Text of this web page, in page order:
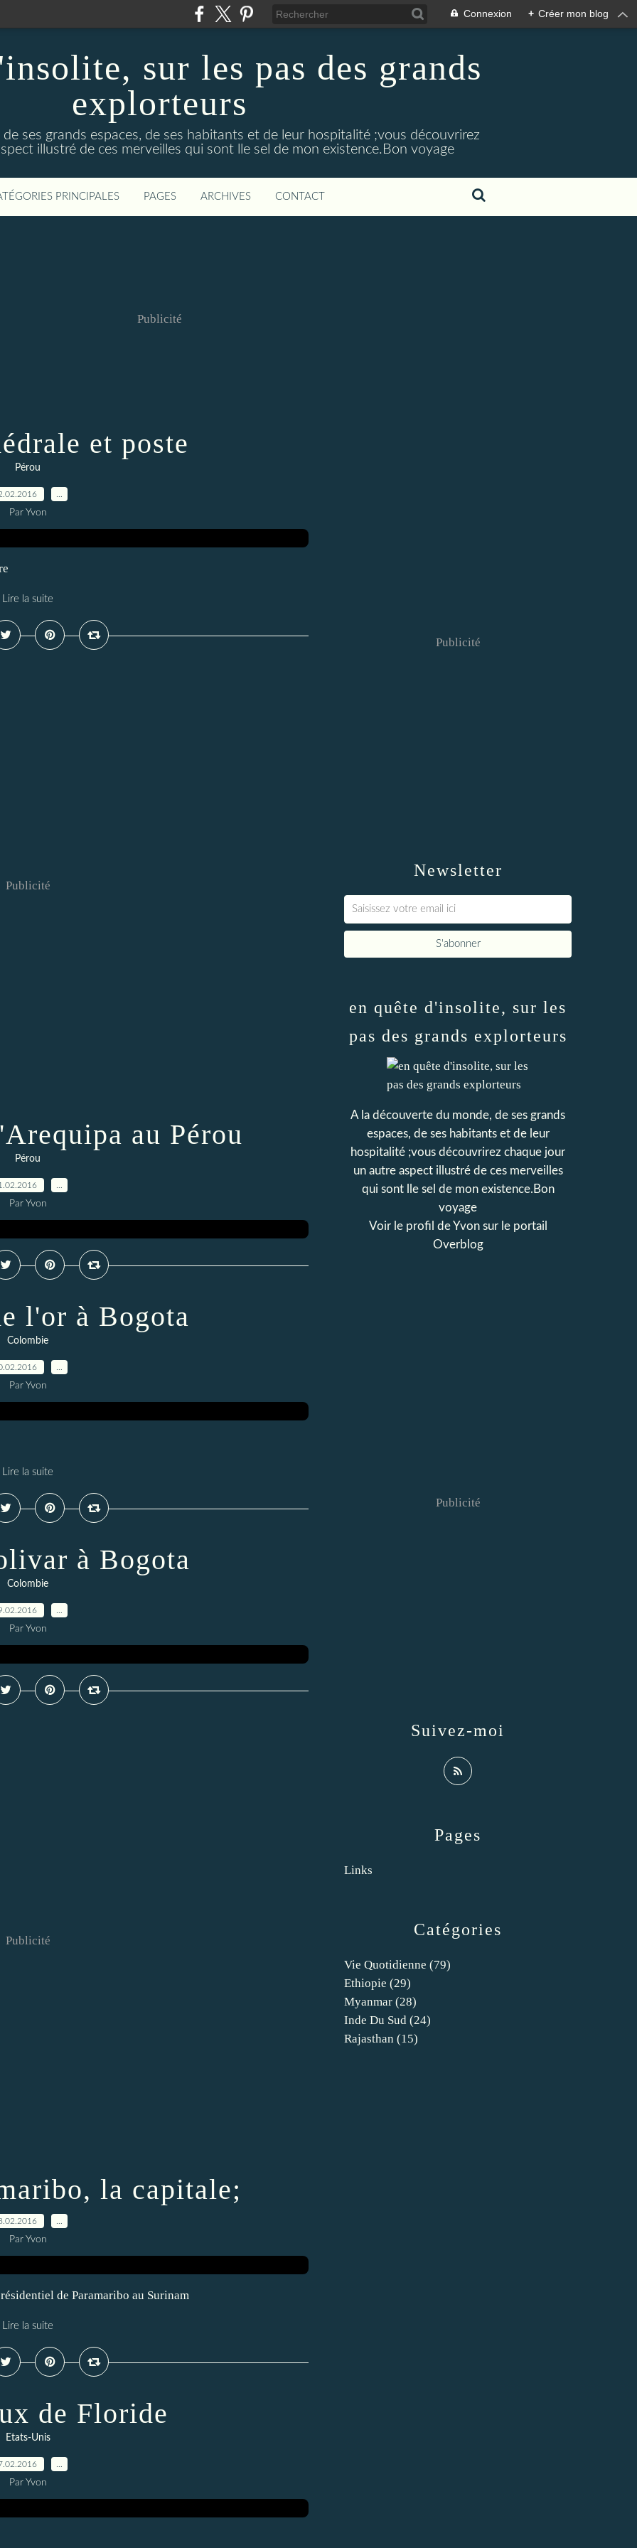
Connexion + Créer mon blog
sur les pas des grands
explorteurs
ses grands espaces, de ses habitants et de leur hospitalité ;vous découvrirez
illustré de ces merveilles qui sont lle sel de mon existence.Bon voyage
PRINCIPALES PAGES ARCHIVES CONTACT
Publicité
et poste
Pérou
Par Yvon
Lire la suite
Publicité
au Pérou
Pérou
Par Yvon
l'or à Bogota
Colombie
Par Yvon
Lire la suite
à Bogota
Colombie
Par Yvon
Publicité
la capitale;
Par Yvon
de Paramaribo au Surinam
Lire la suite
de Floride
Etats-Unis
Par Yvon
Newsletter
Publicité
Catégories
Vie Quotidienne (79)
Ethiopie (29)
Myanmar (28)
Inde Du Sud (24)
Rajasthan (15)
Pages
Links
en quête d'insolite, sur les
pas des grands explorteurs
A la découverte du monde, de ses grands
espaces, de ses habitants et de leur
hospitalité ;vous découvrirez chaque jour
un autre aspect illustré de ces merveilles
qui sont lle sel de mon existence.Bon
voyage
Voir le profil deYvonsur le portail
Overblog
Suivez-moi
Publicité